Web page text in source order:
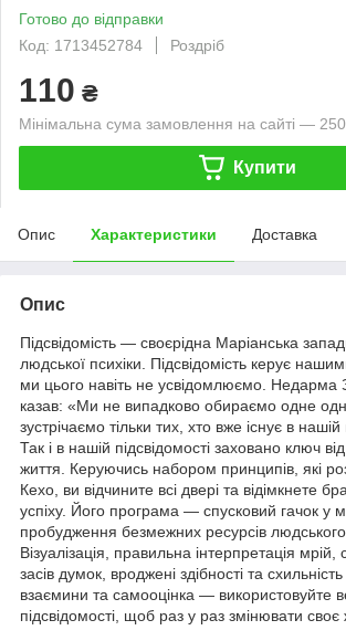
Готово до відправки
Код: 1713452784
Роздріб
110 ₴
Мінімальна сума замовлення на сайті —
Купити
Опис Характеристики Доставка
Опис
Підсвідомість — своєрідна Маріанська
людської психіки. Підсвідомість керує
ми цього навіть не усвідомлюємо.
казав: «Ми не випадково обираємо одне
зустрічаємо тільки тих, хто вже існує в нашій
Так і в нашій підсвідомості заховано ключ
життя. Керуючись набором принципів, які
Кехо, ви відчините всі двері та відімкнете
успіху. Його програма — спусковий гачок у
пробудження безмежних ресурсів людського
Візуалізація, правильна інтерпретація мрій,
засів думок, вроджені здібності та схильність
взаємини та самооцінка — використовуйте
підсвідомості, щоб раз у раз змінювати